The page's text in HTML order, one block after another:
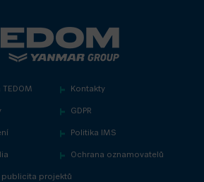
Kontakty
GDPR
Politika IMS
Ochrana oznamovatelů
publicita projektů